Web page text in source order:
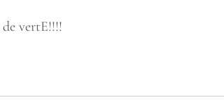
de vertE!!!!